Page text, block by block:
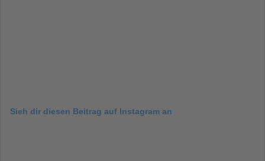
Sieh dir diesen Beitrag auf Instagram an